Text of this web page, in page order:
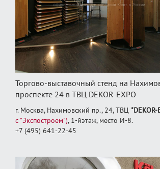
Торгово-выставочный стенд на
проспекте 24 в ТВЦ DEKOR-EXPO
г. Москва, Нахимовский пр., 24, ТВЦ "DEKOR-
с "Экспостроем"), 1‑йэтаж, место И‑8.
+7 (495) 641-22-45